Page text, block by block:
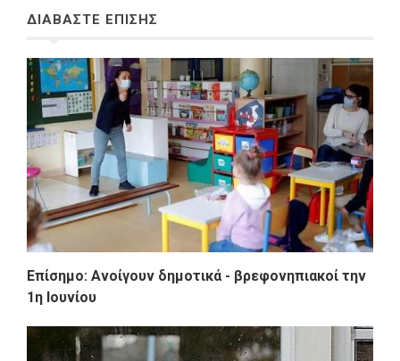
ΔΙΑΒΑΣΤΕ ΕΠΙΣΗΣ
Επίσημο: Ανοίγουν δημοτικά - βρεφονηπιακοί την
1η Ιουνίου